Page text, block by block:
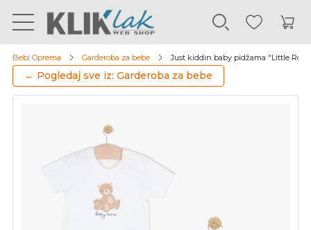
Bebi Oprema Garderoba za bebe Just kiddin baby pidžama "Little Roar"
← Pogledaj sve iz: Garderoba za bebe